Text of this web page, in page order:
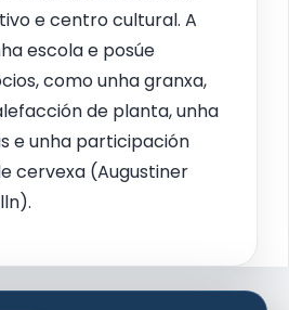
e centro cultural. A
escola e posúe
como unha granxa,
de planta, unha
e unha participación
cervexa (Augustiner